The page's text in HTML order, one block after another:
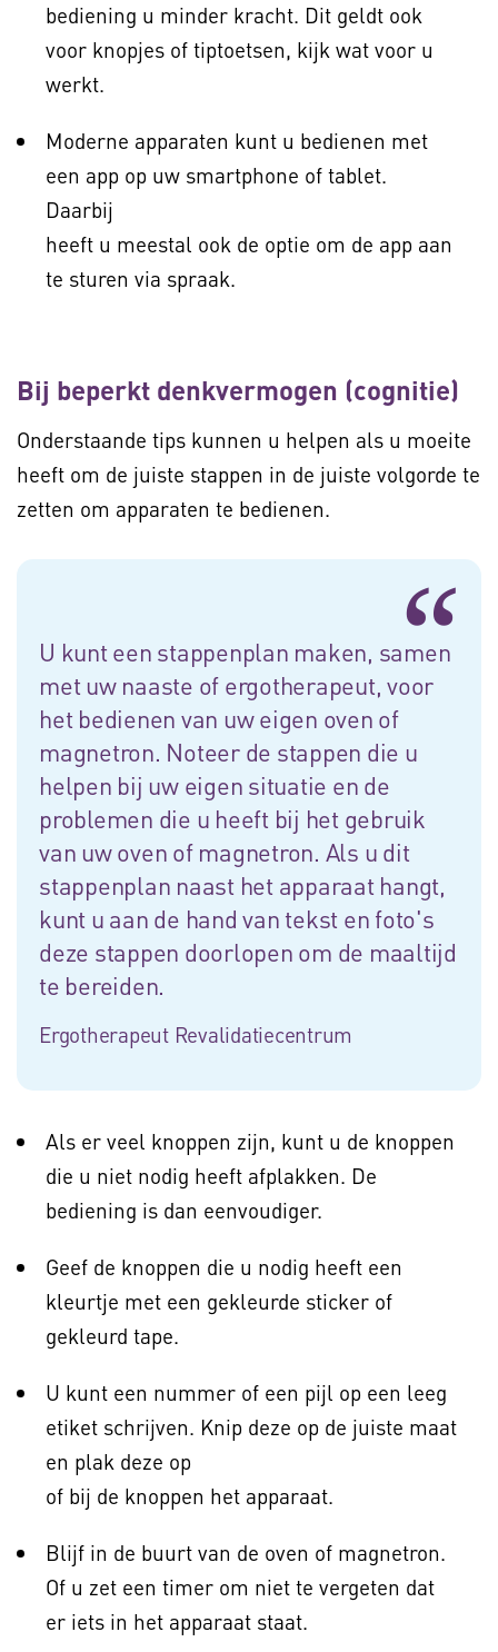
bediening u minder kracht. Dit geldt ook
voor knopjes of tiptoetsen, kijk wat voor u
werkt.
Moderne apparaten kunt u bedienen met
een app op uw smartphone of tablet.
Daarbij
heeft u meestal ook de optie om de app aan
te sturen via spraak.
Bij beperkt denkvermogen (cognitie)
Onderstaande tips kunnen u helpen als u moeite
heeft om de juiste stappen in de juiste volgorde te
zetten om apparaten te bedienen.
U kunt een stappenplan maken, samen
met uw naaste of ergotherapeut, voor
het bedienen van uw eigen oven of
magnetron. Noteer de stappen die u
helpen bij uw eigen situatie en de
problemen die u heeft bij het gebruik
van uw oven of magnetron. Als u dit
stappenplan naast het apparaat hangt,
kunt u aan de hand van tekst en foto's
deze stappen doorlopen om de maaltijd
te bereiden.
Ergotherapeut Revalidatiecentrum
Als er veel knoppen zijn, kunt u de knoppen
die u niet nodig heeft afplakken. De
bediening is dan eenvoudiger.
Geef de knoppen die u nodig heeft een
kleurtje met een gekleurde sticker of
gekleurd tape.
U kunt een nummer of een pijl op een leeg
etiket schrijven. Knip deze op de juiste maat
en plak deze op
of bij de knoppen het apparaat.
Blijf in de buurt van de oven of magnetron.
Of u zet een timer om niet te vergeten dat
er iets in het apparaat staat.